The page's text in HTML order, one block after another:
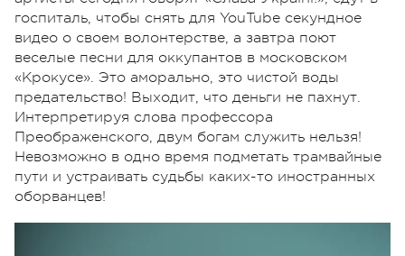
госпиталь, чтобы снять для YouTube секундное
видео о своем волонтерстве, а завтра поют
веселые песни для оккупантов в московском
«Крокусе». Это аморально, это чистой воды
предательство! Выходит, что деньги не пахнут.
Интерпретируя слова профессора
Преображенского, двум богам служить нельзя!
Невозможно в одно время подметать трамвайные
пути и устраивать судьбы каких-то иностранных
оборванцев!